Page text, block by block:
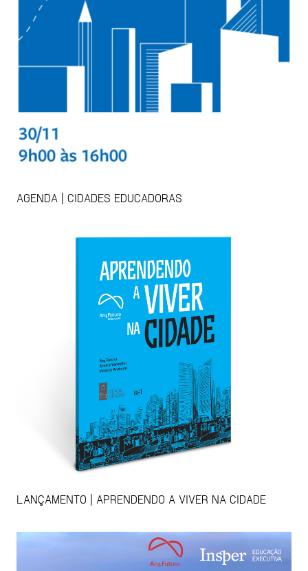
AGENDA | CIDADES EDUCADORAS
LANÇAMENTO | APRENDENDO A VIVER NA CIDADE